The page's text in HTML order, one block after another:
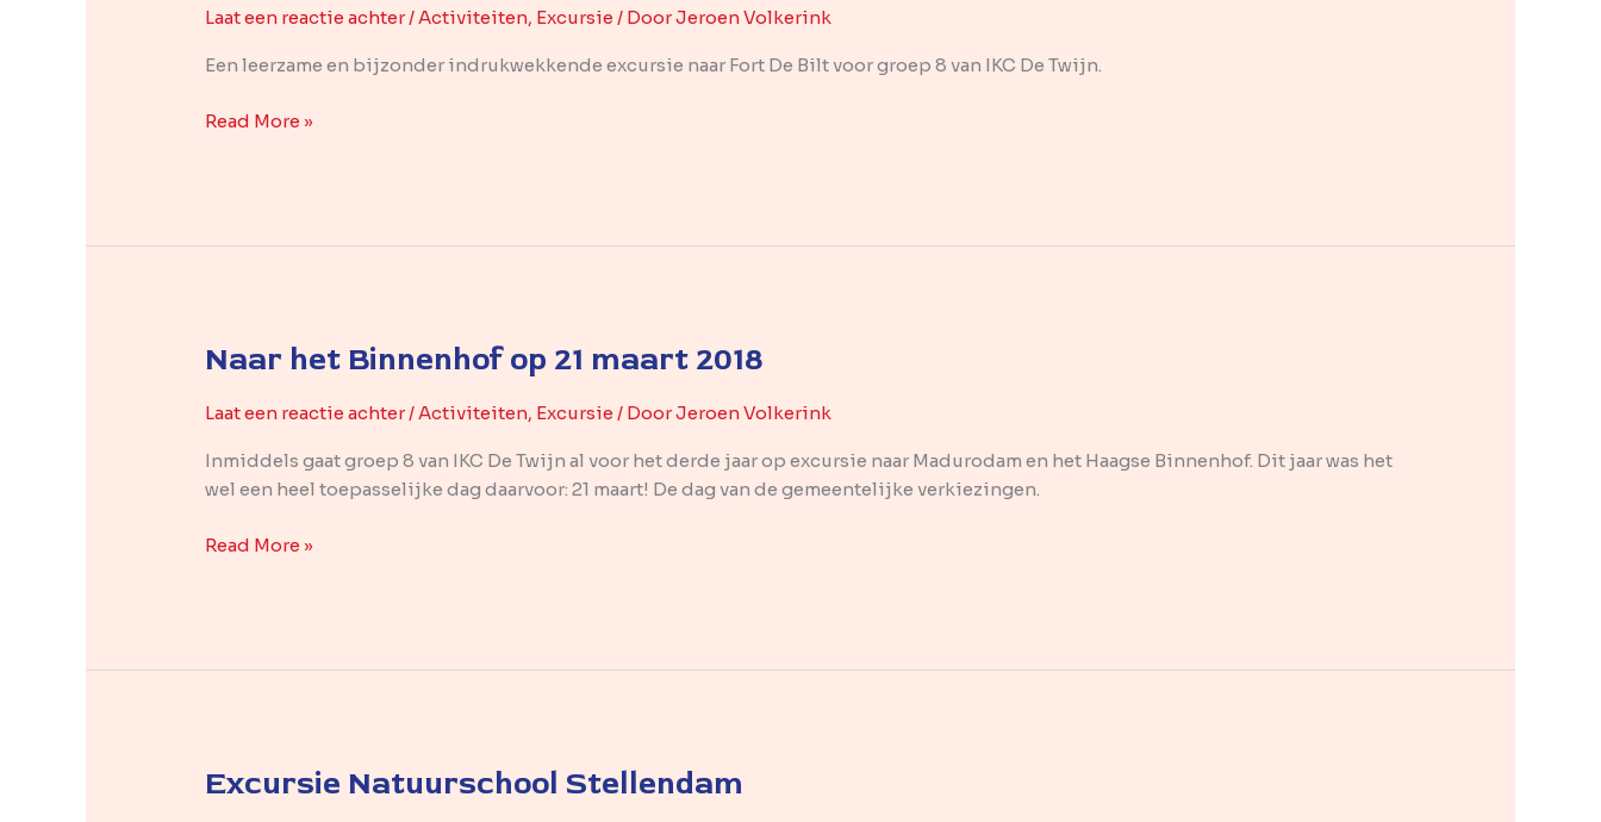
Laat een reactie achter/Activiteiten, Excursie / DoorJeroen Volkerink
Een leerzame en bijzonder indrukwekkende excursie naar Fort De Bilt voor groep 8 van IKC De Twijn.
De
Read More »
Naar het Binnenhof op 21 maart 2018
Laat een reactie achter/Activiteiten, Excursie / DoorJeroen Volkerink
Inmiddels gaat groep 8 van IKC De Twijn al voor het derde jaar op excursie naar Madurodam en het Haagse Binnenhof. Dit jaar was het
wel een heel toepasselijke dag daarvoor: 21 maart! De dag van de gemeentelijke verkiezingen.
Naar
Binnenhof
21
maart
Read More »
Excursie Natuurschool Stellendam
Excursie